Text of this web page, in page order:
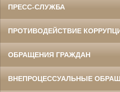
ПРЕСС-СЛУЖБА
ПРОТИВОДЕЙСТВИЕ
ОБРАЩЕНИЯ ГРАЖДАН
ВНЕПРОЦЕССУАЛЬНЫЕ